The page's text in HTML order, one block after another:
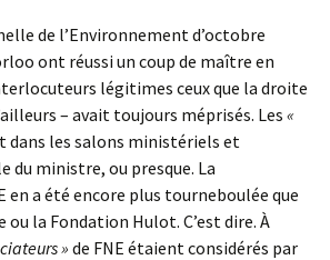
de l’Environnement d’octobre
ont réussi un coup de maître en
légitimes ceux que la droite
– avait toujours méprisés. Les «
dans les salons ministériels et
du ministre, ou presque. La
en a été encore plus tourneboulée que
ou la Fondation Hulot. C’est dire. À
»de FNE étaient considérés par